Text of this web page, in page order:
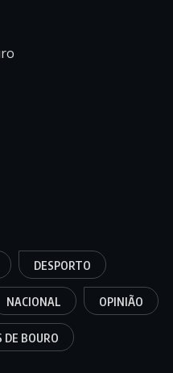
DESPORTO
NACIONAL OPINIÃO
DE BOURO